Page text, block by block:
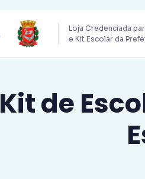
Loja Credenciada
e Kit Escolar da
Kit de